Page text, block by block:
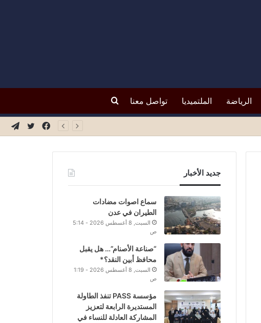
الرياضة الملتميديا تواصل معنا بحث
تويتر
فيسبوك
جديد الأخبار
سماع اصوات مضادات
الطيران في عدن
السبت, 8 أغسطس 2026 - 5:14
ص
“صناعة الأصنام”… هل يقبل
محافظ أبين النقد؟*
السبت, 8 أغسطس 2026 - 1:19
ص
مؤسسة PASS تنفذ الطاولة
المستديرة الرابعة لتعزيز
المشاركة العادلة للنساء في